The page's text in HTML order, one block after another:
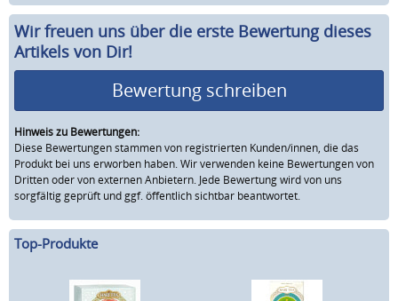
Wir freuen uns über die erste Bewertung dieses
Artikels von Dir!
Bewertung schreiben
Hinweis zu Bewertungen:
Diese Bewertungen stammen von registrierten Kunden/innen, die das
Produkt bei uns erworben haben. Wir verwenden keine Bewertungen von
Dritten oder von externen Anbietern. Jede Bewertung wird von uns
sorgfältig geprüft und ggf. öffentlich sichtbar beantwortet.
Top-Produkte